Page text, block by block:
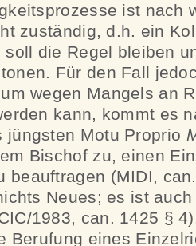
ist nach
zuständig, d.h. ein
soll die Regel bleiben
Für den Fall
wegen Mangels an
kann, kommt es
jüngsten Motu Proprio
Bischof zu, einen
beauftragen (MIDI,
Neues; es ist
1983, can. 1425 §
Berufung eines